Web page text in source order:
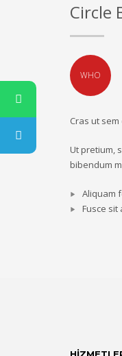
Circle
WHO
Cras ut
Ut pretium,
bibendum
Aliquam
Fusce sit